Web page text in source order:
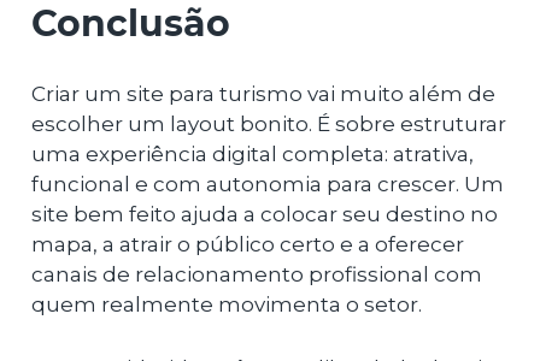
Conclusão
Criar um site para turismo vai muito além de
escolher um layout bonito. É sobre estruturar
uma experiência digital completa: atrativa,
funcional e com autonomia para crescer. Um
site bem feito ajuda a colocar seu destino no
mapa, a atrair o público certo e a oferecer
canais de relacionamento profissional com
quem realmente movimenta o setor.